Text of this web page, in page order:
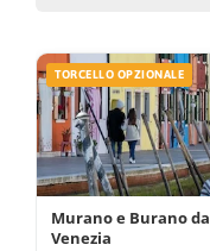
TORCELLO OPZIONALE
Murano e Burano da
Venezia